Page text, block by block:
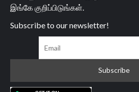
இங்கே குறிப்பிடுங்கள்.
Subscribe to our newsletter!